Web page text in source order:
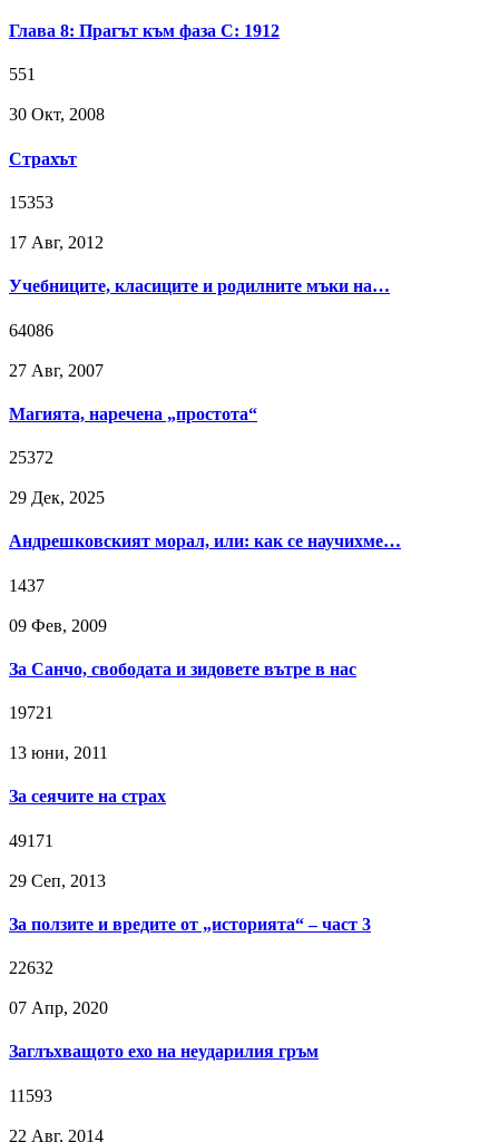
Глава 8: Прагът към фаза C: 1912
551
30 Окт, 2008
Страхът
15353
17 Авг, 2012
Учебниците, класиците и родилните мъки на…
64086
27 Авг, 2007
Магията, наречена „простота“
25372
29 Дек, 2025
Андрешковският морал, или: как се научихме…
1437
09 Фев, 2009
За Санчо, свободата и зидовете вътре в нас
19721
13 юни, 2011
За сеячите на страх
49171
29 Сeп, 2013
За ползите и вредите от „историята“ – част 3
22632
07 Апр, 2020
Заглъхващото ехо на неударилия гръм
11593
22 Авг, 2014